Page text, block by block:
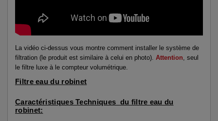
La vidéo ci-dessus vous montre comment installer le système de
filtration (le produit est similaire à celui en photo). Attention , seul
le filtre luxe à le compteur volumétrique.
Filtre eau du robinet
Caractéristiques Techniques du filtre eau du
robinet: